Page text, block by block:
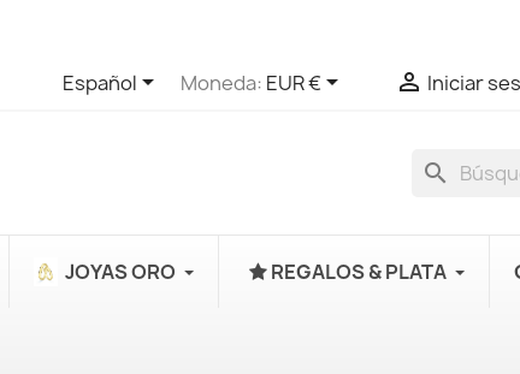
Español Moneda: EUR €  Iniciar
search
JOYAS ORO REGALOS & PLATA